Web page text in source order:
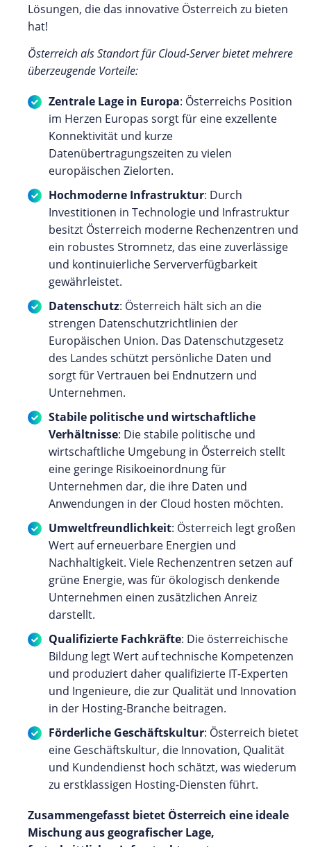
Lösungen, die das innovative Österreich zu bieten
hat!
Österreich als Standort für Cloud-Server bietet mehrere
überzeugende Vorteile:
Zentrale Lage in Europa: Österreichs Position
im Herzen Europas sorgt für eine exzellente
Konnektivität und kurze
Datenübertragungszeiten zu vielen
europäischen Zielorten.
Hochmoderne Infrastruktur: Durch
Investitionen in Technologie und Infrastruktur
besitzt Österreich moderne Rechenzentren und
ein robustes Stromnetz, das eine zuverlässige
und kontinuierliche Serververfügbarkeit
gewährleistet.
Datenschutz: Österreich hält sich an die
strengen Datenschutzrichtlinien der
Europäischen Union. Das Datenschutzgesetz
des Landes schützt persönliche Daten und
sorgt für Vertrauen bei Endnutzern und
Unternehmen.
Stabile politische und wirtschaftliche
Verhältnisse: Die stabile politische und
wirtschaftliche Umgebung in Österreich stellt
eine geringe Risikoeinordnung für
Unternehmen dar, die ihre Daten und
Anwendungen in der Cloud hosten möchten.
Umweltfreundlichkeit: Österreich legt großen
Wert auf erneuerbare Energien und
Nachhaltigkeit. Viele Rechenzentren setzen auf
grüne Energie, was für ökologisch denkende
Unternehmen einen zusätzlichen Anreiz
darstellt.
Qualifizierte Fachkräfte: Die österreichische
Bildung legt Wert auf technische Kompetenzen
und produziert daher qualifizierte IT-Experten
und Ingenieure, die zur Qualität und Innovation
in der Hosting-Branche beitragen.
Förderliche Geschäftskultur: Österreich bietet
eine Geschäftskultur, die Innovation, Qualität
und Kundendienst hoch schätzt, was wiederum
zu erstklassigen Hosting-Diensten führt.
Zusammengefasst bietet Österreich eine ideale
Mischung aus geografischer Lage,